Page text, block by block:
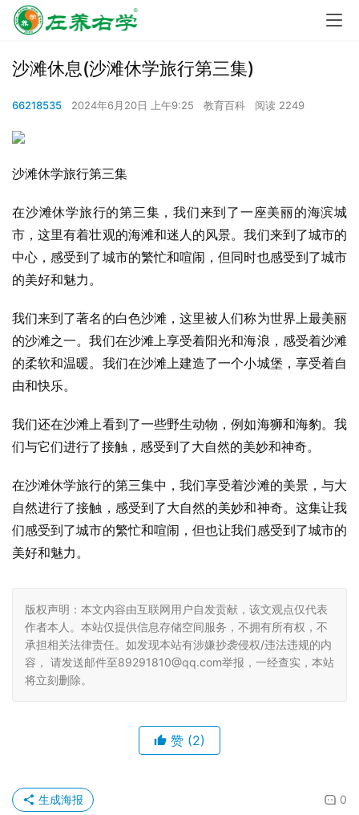
沙滩休息(沙滩休学旅行第三集)
66218535 2024年6月20日 上午9:25 教育百科 阅读 2249
沙滩休学旅行第三集
在沙滩休学旅行的第三集，我们来到了一座美丽的海滨城
市，这里有着壮观的海滩和迷人的风景。我们来到了城市的
中心，感受到了城市的繁忙和喧闹，但同时也感受到了城市
的美好和魅力。
我们来到了著名的白色沙滩，这里被人们称为世界上最美丽
的沙滩之一。我们在沙滩上享受着阳光和海浪，感受着沙滩
的柔软和温暖。我们在沙滩上建造了一个小城堡，享受着自
由和快乐。
我们还在沙滩上看到了一些野生动物，例如海狮和海豹。我
们与它们进行了接触，感受到了大自然的美妙和神奇。
在沙滩休学旅行的第三集中，我们享受着沙滩的美景，与大
自然进行了接触，感受到了大自然的美妙和神奇。这集让我
们感受到了城市的繁忙和喧闹，但也让我们感受到了城市的
美好和魅力。
版权声明：本文内容由互联网用户自发贡献，该文观点仅代表
作者本人。本站仅提供信息存储空间服务，不拥有所有权，不
承担相关法律责任。如发现本站有涉嫌抄袭侵权/违法违规的内
容， 请发送邮件至89291810@qq.com举报，一经查实，本站
将立刻删除。
赞 (2)
0
生成海报